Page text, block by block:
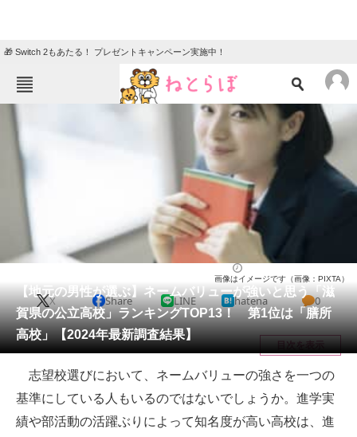
🎁 Switch 2もあたる！ プレゼントキャンペーン実施中！
ニュース
クイズ
地域
住まい 教育・育児
動物 リサーチ
会員記事
メディア
注目記事を集めた総合ページ
ITの今と未来を見通す
スマホと通信の最新トレンド
【地元の男性が選ぶ】ネームバリューが強いと思う「滋
賀県の公立高校」ランキングTOP13！ 第1位は「膳所
高校」【2024年最新調査結果】
画像はイメージです（画像：PIXTA）
X Share LINE hatena 0
目次を表示
志望校選びにおいて、ネームバリューの強さを一つの
基準にしている人もいるのではないでしょうか。進学実
績や部活動の活躍ぶりによって知名度が高い高校は、進